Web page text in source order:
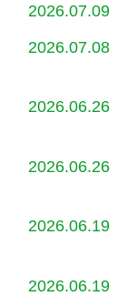
2026.07.09
2026.07.08
2026.06.26
2026.06.26
2026.06.19
2026.06.19